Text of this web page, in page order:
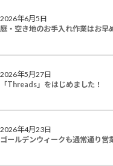
2026年6月5日
庭・空き地のお手入れ作業はお早
2026年5月27日
「Threads」をはじめました！
2026年4月23日
ゴールデンウィークも通常通り営